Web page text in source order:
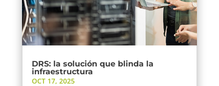
DRS: la solución que blinda la
infraestructura
OCT 17, 2025